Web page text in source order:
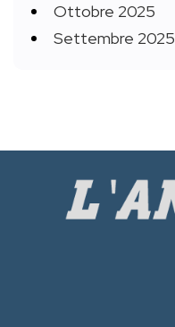
Ottobre 2025
Settembre 2025